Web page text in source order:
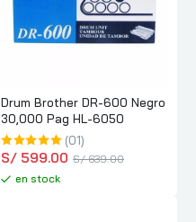
Drum Brother DR-600 Negro
30,000 Pag HL-6050
(01)
S/ 639.00
S/ 599.00
en stock